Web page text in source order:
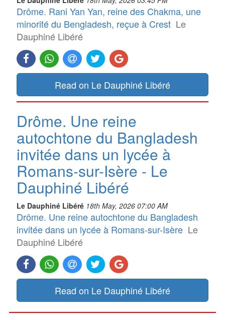
Drôme. Rani Yan Yan, reine des Chakma, une
minorité du Bengladesh, reçue à Crest Le
Dauphiné Libéré
Read on Le Dauphiné Libéré
Drôme. Une reine
autochtone du Bangladesh
invitée dans un lycée à
Romans-sur-Isère - Le
Dauphiné Libéré
Le Dauphiné Libéré 18th May, 2026 07:00 AM
Drôme. Une reine autochtone du Bangladesh
invitée dans un lycée à Romans-sur-Isère Le
Dauphiné Libéré
Read on Le Dauphiné Libéré